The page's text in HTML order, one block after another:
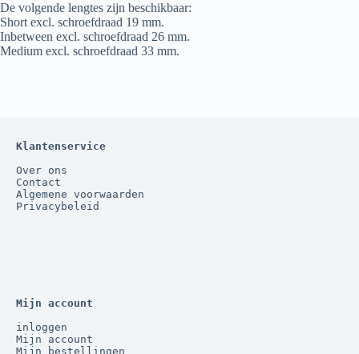
De volgende lengtes zijn beschikbaar:
Short excl. schroefdraad 19 mm.
Inbetween excl. schroefdraad 26 mm.
Medium excl. schroefdraad 33 mm.
Klantenservice
Over ons
Contact
Algemene voorwaarden
Privacybeleid
Mijn account
inloggen
Mijn account
Mijn bestellingen